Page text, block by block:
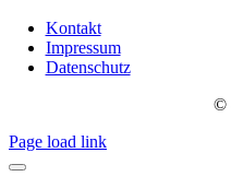
Kontakt
Impressum
Datenschutz
©
Page load link